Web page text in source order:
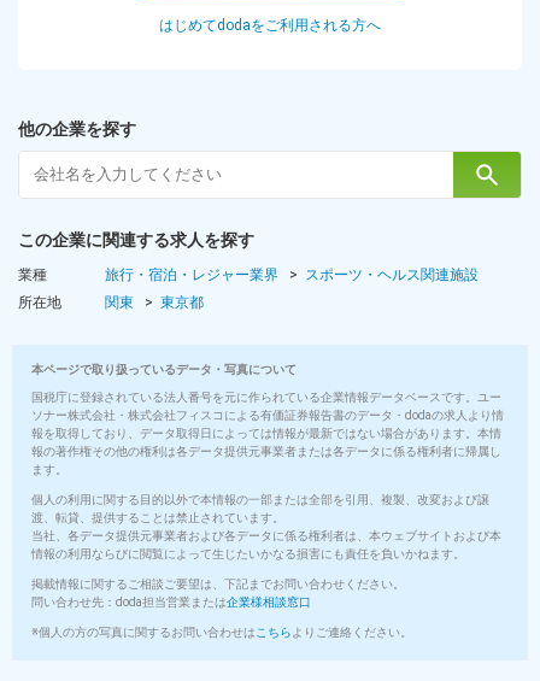
はじめてdodaをご利用される方へ
他の企業を探す
この企業に関連する求人を探す
業種 旅行・宿泊・レジャー業界
スポーツ・ヘルス関連施設
所在地
関東 東京都
本ページで取り扱っているデータ・写真について
国税庁に登録されている法人番号を元に作られている企業情報データベースです。ユー
ソナー株式会社・株式会社フィスコによる有価証券報告書のデータ・dodaの求人より情
報を取得しており、データ取得日によっては情報が最新ではない場合があります。本情
報の著作権その他の権利は各データ提供元事業者または各データに係る権利者に帰属し
ます。
個人の利用に関する目的以外で本情報の一部または全部を引用、複製、改変および譲
渡、転貸、提供することは禁止されています。
当社、各データ提供元事業者および各データに係る権利者は、本ウェブサイトおよび本
情報の利用ならびに閲覧によって生じたいかなる損害にも責任を負いかねます。
掲載情報に関するご相談ご要望は、下記までお問い合わせください。
問い合わせ先：doda担当営業または企業様相談窓口
※個人の方の写真に関するお問い合わせは こちら よりご連絡ください。